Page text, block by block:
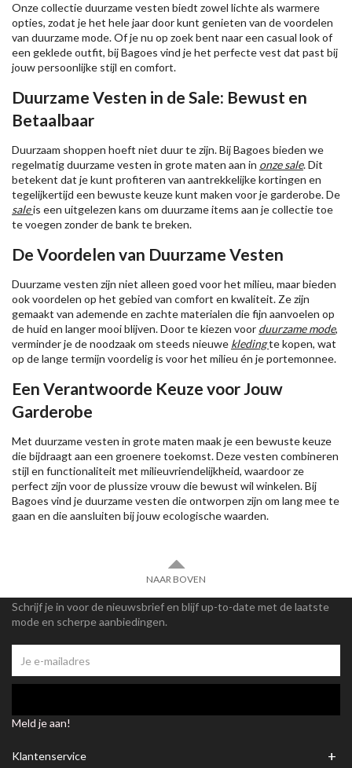
Onze collectie duurzame vesten biedt zowel lichte als warmere
opties, zodat je het hele jaar door kunt genieten van de voordelen
van duurzame mode. Of je nu op zoek bent naar een casual look of
een geklede outfit, bij Bagoes vind je het perfecte vest dat past bij
jouw persoonlijke stijl en comfort.
Duurzame Vesten in de Sale: Bewust en
Betaalbaar
Duurzaam shoppen hoeft niet duur te zijn. Bij Bagoes bieden we
regelmatig duurzame vesten in grote maten aan in onze sale. Dit
betekent dat je kunt profiteren van aantrekkelijke kortingen en
tegelijkertijd een bewuste keuze kunt maken voor je garderobe. De
saleis een uitgelezen kans om duurzame items aan je collectie toe
te voegen zonder de bank te breken.
De Voordelen van Duurzame Vesten
Duurzame vesten zijn niet alleen goed voor het milieu, maar bieden
ook voordelen op het gebied van comfort en kwaliteit. Ze zijn
gemaakt van ademende en zachte materialen die fijn aanvoelen op
de huid en langer mooi blijven. Door te kiezen voor duurzame mode,
verminder je de noodzaak om steeds nieuwe kledingte kopen, wat
op de lange termijn voordelig is voor het milieu én je portemonnee.
Een Verantwoorde Keuze voor Jouw
Garderobe
Met duurzame vesten in grote maten maak je een bewuste keuze
die bijdraagt aan een groenere toekomst. Deze vesten combineren
stijl en functionaliteit met milieuvriendelijkheid, waardoor ze
perfect zijn voor de plussize vrouw die bewust wil winkelen. Bij
Bagoes vind je duurzame vesten die ontworpen zijn om lang mee te
gaan en die aansluiten bij jouw ecologische waarden.
NAAR BOVEN
Schrijf je in voor de nieuwsbrief en blijf up-to-date met de laatste
mode en scherpe aanbiedingen.
Meld je aan!
Klantenservice +